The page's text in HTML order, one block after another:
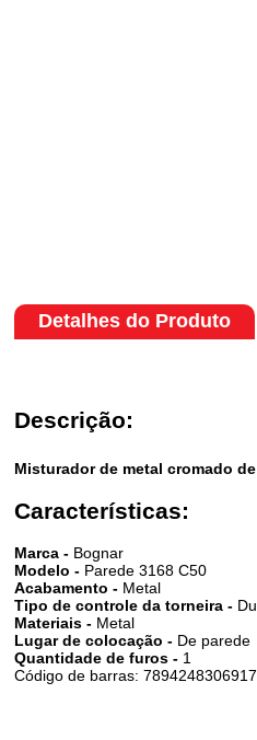
Detalhes do Produto
Descrição:
Misturador de metal cromado
Características:
Marca - Bognar
Modelo - Parede 3168 C50
Acabamento - Metal
Tipo de controle da torneira -
Materiais - Metal
Lugar de colocação - De parede
Quantidade de furos - 1
Código de barras: 7894248306917